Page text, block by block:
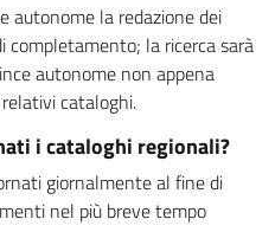
autonome la redazione dei
completamento; la ricerca sarà
autonome non appena
cataloghi.
i cataloghi regionali?
giornalmente al fine di
nel più breve tempo